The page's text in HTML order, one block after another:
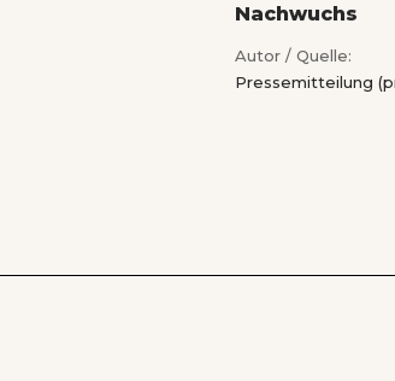
Nachwuchs
Autor / Quelle:
Pressemitteilung